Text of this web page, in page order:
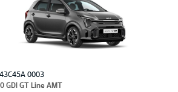
0003
GDI GT Line AMT